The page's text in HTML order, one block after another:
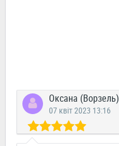
Оксана (Ворзель)
07 квіт 2023 13:16